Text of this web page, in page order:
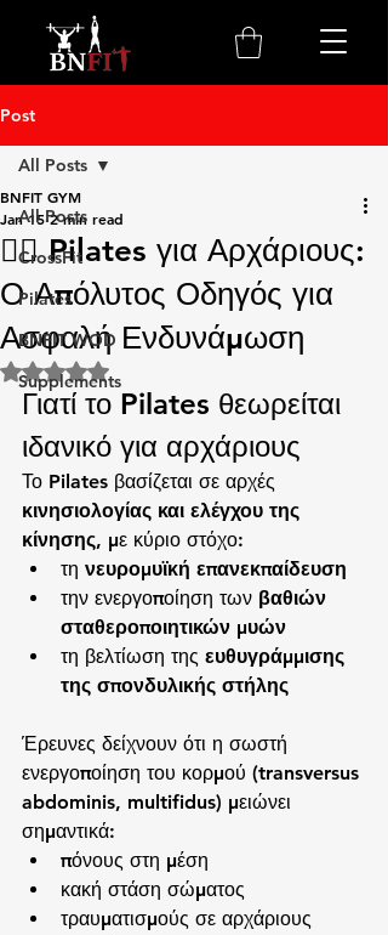
Post
All Posts
CrossFit
Pilates
BNFIT WOD
Supplements
All Posts
🧘‍♀️ Pilates για Αρχάριους:
Ο Απόλυτος Οδηγός για
Ασφαλή Ενδυνάμωση
BNFIT GYM
Jan 15 2 min read
Rated NaN out of 5 stars.
Γιατί το Pilates θεωρείται
ιδανικό για αρχάριους
Το Pilates βασίζεται σε αρχές
κινησιολογίας και ελέγχου της
κίνησης, με κύριο στόχο:
τη νευρομυϊκή επανεκπαίδευση
την ενεργοποίηση των βαθιών
σταθεροποιητικών μυών
τη βελτίωση της ευθυγράμμισης
της σπονδυλικής στήλης
Έρευνες δείχνουν ότι η σωστή
ενεργοποίηση του κορμού (transversus
abdominis, multifidus) μειώνει
σημαντικά:
πόνους στη μέση
κακή στάση σώματος
τραυματισμούς σε αρχάριους